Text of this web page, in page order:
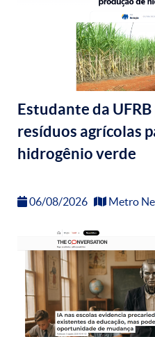
Estudante da
resíduos agrícolas
hidrogênio verde
06/08/2026 Metro